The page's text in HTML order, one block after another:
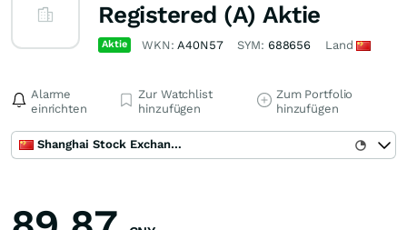
Registered (A) Aktie
Aktie WKN:A40N57 SYM: 688656 Land
Alarme
einrichten
Zur Watchlist
hinzufügen
Zum Portfolio
hinzufügen
Shanghai Stock Exchange